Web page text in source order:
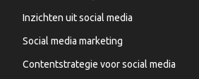
Inzichten uit social media
Social media marketing
Contentstrategie voor social media